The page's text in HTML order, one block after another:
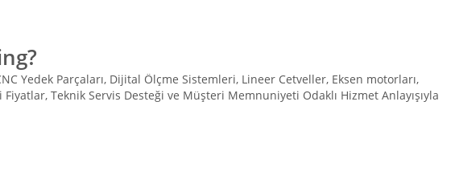
Yedek Parçaları, Dijital Ölçme Sistemleri, Lineer Cetveller, Eksen motorları,
Teknik Servis Desteği ve Müşteri Memnuniyeti Odaklı Hizmet Anlayışıyla